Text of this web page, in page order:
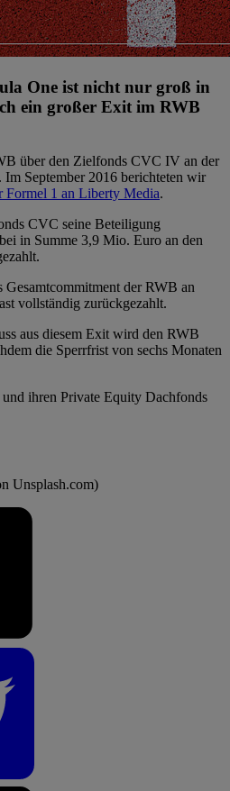
One ist nicht nur groß in
ein großer Exit im RWB
über den Zielfonds CVC IV an der
September 2016 berichteten wir
Formel 1 an Liberty Media.
CVC seine Beteiligung
in Summe 3,9 Mio. Euro an den
der RWB an
vollständig zurückgezahlt.
aus diesem Exit wird den RWB
die Sperrfrist von sechs Monaten
ihren Private Equity Dachfonds
Unsplash.com)